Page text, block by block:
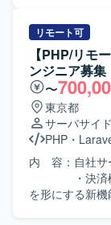
MySQL、
的移行または
トします。次
れたフレーム
ます。レガシ
化の実装にも取り組ん
レガシー環境
取り組める方
に対話しながら
心を持って伴走
内容を分かり
しいです。 【ポジションの魅力】 レガシーなPHP環境から
リモート可
【PHP/リモ
ンジニア募集
〜
東京都
サーバサイ
PHP ・
内 容：自社サ
・決済機能
を形にする